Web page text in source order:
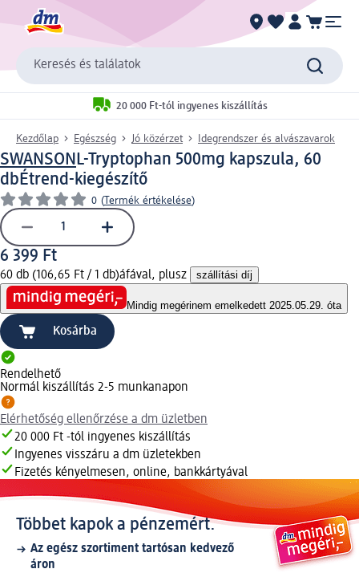
Keresés és találatok
20 000 Ft-tól ingyenes kiszállítás
Kezdőlap Egészség Jó közérzet Idegrendszer és alvászavarok
SWANSONL-Tryptophan 500mg kapszula, 60
dbÉtrend-kiegészítő
0 (Termék értékelése)
6 399 Ft
60 db (106,65 Ft / 1 db)áfával, plusz szállítási díj
Mindig megérinem emelkedett 2025.05.29. óta
Kosárba
Rendelhető
Normál kiszállítás 2-5 munkanapon
Elérhetőség ellenőrzése a dm üzletben
20 000 Ft -tól ingyenes kiszállítás
Ingyenes visszáru a dm üzletekben
Fizetés kényelmesen, online, bankkártyával
Többet kapok a pénzemért.
Az egész szortiment tartósan kedvező
áron